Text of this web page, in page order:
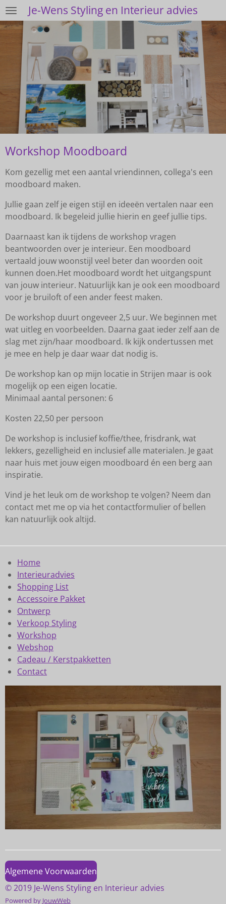
Ga
direct
hoofdinhoud
Je-Wens Styling en Interieur advies
Workshop Moodboard
Kom gezellig met een aantal vriendinnen, collega's een
moodboard maken.
Jullie gaan zelf je eigen stijl en ideeën vertalen naar een
moodboard. Ik begeleid jullie hierin en geef jullie tips.
Daarnaast kan ik tijdens de workshop vragen
beantwoorden over je interieur. Een moodboard
vertaald jouw woonstijl veel beter dan woorden ooit
kunnen doen.Het moodboard wordt het uitgangspunt
van jouw interieur. Natuurlijk kan je ook een moodboard
voor je bruiloft of een ander feest maken.
De workshop duurt ongeveer 2,5 uur. We beginnen met
wat uitleg en voorbeelden. Daarna gaat ieder zelf aan de
slag met zijn/haar moodboard. Ik kijk ondertussen met
je mee en help je daar waar dat nodig is.
De workshop kan op mijn locatie in Strijen maar is ook
mogelijk op een eigen locatie.
Minimaal aantal personen: 6
Kosten 22,50 per persoon
De workshop is inclusief koffie/thee, frisdrank, wat
lekkers, gezelligheid en inclusief alle materialen. Je gaat
naar huis met jouw eigen moodboard én een berg aan
inspiratie.
Vind je het leuk om de workshop te volgen? Neem dan
contact met me op via het contactformulier of bellen
kan natuurlijk ook altijd.
Home
Interieuradvies
Shopping List
Accessoire Pakket
Ontwerp
Verkoop Styling
Workshop
Webshop
Cadeau / Kerstpakketten
Contact
Algemene Voorwaarden
© 2019 Je-Wens Styling en Interieur advies
Powered by JouwWeb